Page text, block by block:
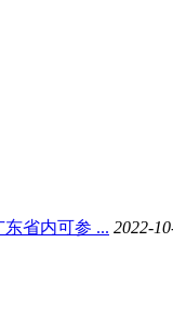
省内可参 ... 2022-